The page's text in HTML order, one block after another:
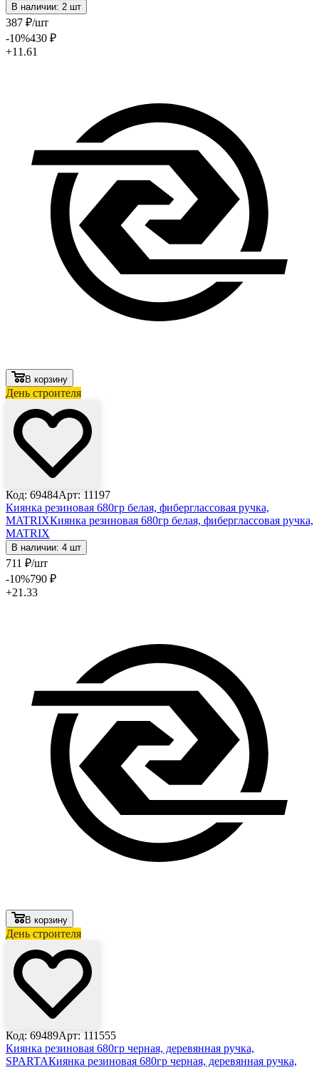
В наличии: 2 шт
387 ₽/шт
-10%430 ₽
+11.61
В корзину
День строителя
Код: 69484Арт: 11197
Киянка резиновая 680гр белая, фиберглассовая ручка,
MATRIXКиянка резиновая 680гр белая, фиберглассовая ручка,
MATRIX
В наличии: 4 шт
711 ₽/шт
-10%790 ₽
+21.33
В корзину
День строителя
Код: 69489Арт: 111555
Киянка резиновая 680гр черная, деревянная ручка,
SPARTAКиянка резиновая 680гр черная, деревянная ручка,